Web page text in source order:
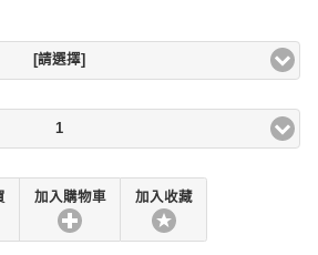
[請選擇]
1
加入購物車 加入收藏